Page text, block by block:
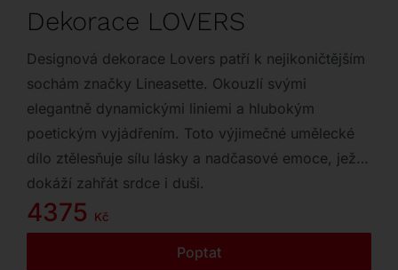
Katalog
Značky
Outlet
Dekorace LOVERS
Designová dekorace Lovers patří k nejikoničtějším
sochám značky Lineasette. Okouzlí svými
elegantně dynamickými liniemi a hlubokým
poetickým vyjádřením. Toto výjimečné umělecké
dílo ztělesňuje sílu lásky a nadčasové emoce, jež
dokáží zahřát srdce i duši.
4375 Kč
Poptat